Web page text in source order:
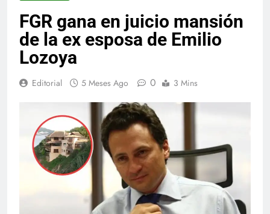
FGR gana en juicio mansión
de la ex esposa de Emilio
Lozoya
Editorial 5 Meses Ago 0 3 Mins